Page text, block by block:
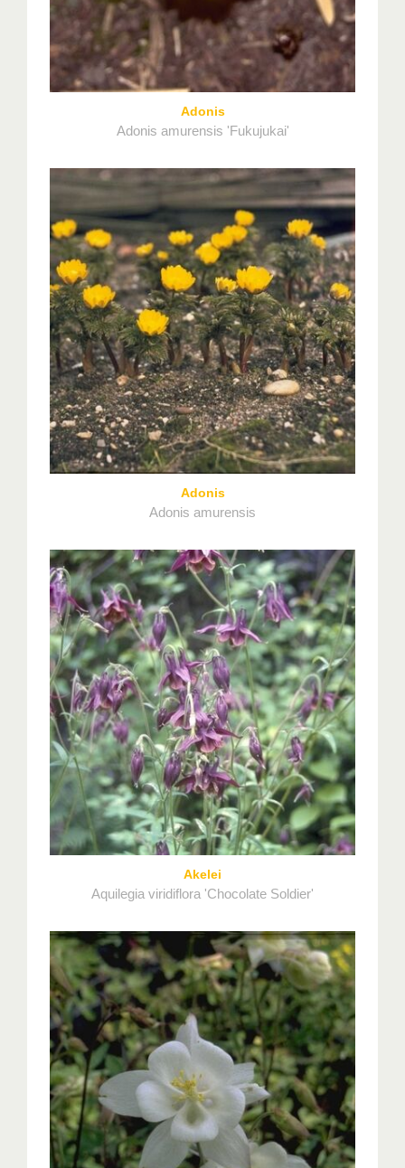
Adonis
Adonis amurensis 'Fukujukai'
Adonis
Adonis amurensis
Akelei
Aquilegia viridiflora 'Chocolate Soldier'